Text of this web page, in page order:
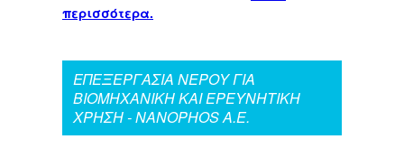
περισσότερα.
ΕΠΕΞΕΡΓΑΣΙΑ ΝΕΡΟΥ ΓΙΑ
ΒΙΟΜΗΧΑΝΙΚΗ ΚΑΙ ΕΡΕΥΝΗΤΙΚΗ
ΧΡΗΣΗ - NANOPHOS A.E.